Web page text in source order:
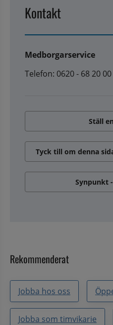
Kontakt
Medborgarservice
Telefon: 0620 - 68 20 00
Ställ
Tyck till om denna
Synpunkt
Rekommenderat
Jobba hos oss
Jobba som timvikarie